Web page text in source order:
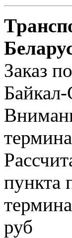
Заказ
пункта
руб